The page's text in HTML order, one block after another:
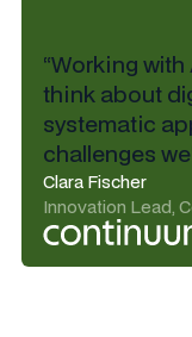
“Working
think about
systematic
challenges
Clara Fischer
Innovation Lead,